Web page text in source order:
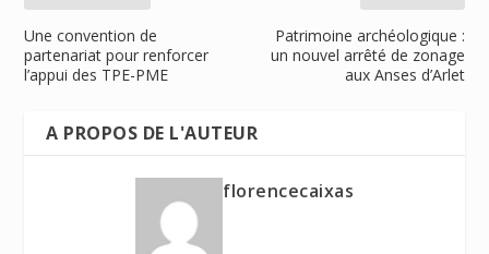
Une convention de
partenariat pour renforcer
l’appui des TPE-PME
Patrimoine archéologique :
un nouvel arrêté de zonage
aux Anses d’Arlet
A PROPOS DE L'AUTEUR
florencecaixas